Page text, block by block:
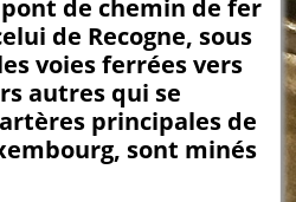
pont de chemin de fer
de Recogne, sous
voies ferrées vers
autres qui se
principales de
sont minés